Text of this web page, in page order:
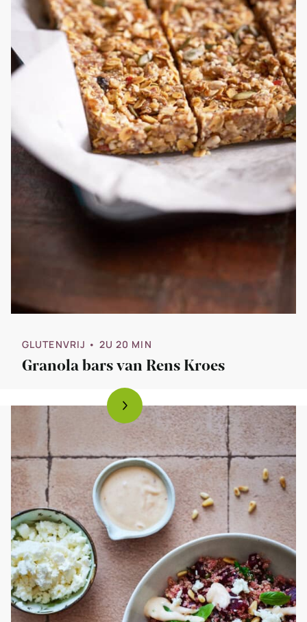
GLUTENVRIJ • 2U 20 MIN
Granola bars van Rens Kroes